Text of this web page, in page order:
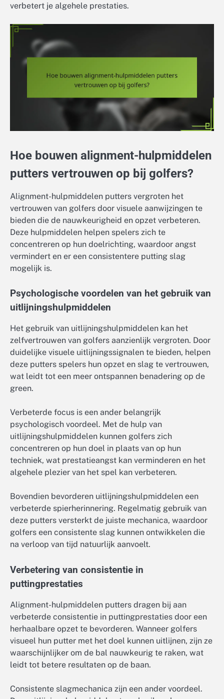
verbetert je algehele prestaties.
Hoe bouwen alignment-hulpmiddelen
putters vertrouwen op bij golfers?
Alignment-hulpmiddelen putters vergroten het
vertrouwen van golfers door visuele aanwijzingen te
bieden die de nauwkeurigheid en opzet verbeteren.
Deze hulpmiddelen helpen spelers zich te
concentreren op hun doelrichting, waardoor angst
vermindert en er een consistentere putting slag
mogelijk is.
Psychologische voordelen van het gebruik van
uitlijningshulpmiddelen
Het gebruik van uitlijningshulpmiddelen kan het
zelfvertrouwen van golfers aanzienlijk vergroten. Door
duidelijke visuele uitlijningssignalen te bieden, helpen
deze putters spelers hun opzet en slag te vertrouwen,
wat leidt tot een meer ontspannen benadering op de
green.
Verbeterde focus is een ander belangrijk
psychologisch voordeel. Met de hulp van
uitlijningshulpmiddelen kunnen golfers zich
concentreren op hun doel in plaats van op hun
techniek, wat prestatieangst kan verminderen en het
algehele plezier van het spel kan verbeteren.
Bovendien bevorderen uitlijningshulpmiddelen een
verbeterde spierherinnering. Regelmatig gebruik van
deze putters versterkt de juiste mechanica, waardoor
golfers een consistente slag kunnen ontwikkelen die
na verloop van tijd natuurlijk aanvoelt.
Verbetering van consistentie in
puttingprestaties
Alignment-hulpmiddelen putters dragen bij aan
verbeterde consistentie in puttingprestaties door een
herhaalbare opzet te bevorderen. Wanneer golfers
visueel hun putter met het doel kunnen uitlijnen, zijn ze
waarschijnlijker om de bal nauwkeurig te raken, wat
leidt tot betere resultaten op de baan.
Consistente slagmechanica zijn een ander voordeel.